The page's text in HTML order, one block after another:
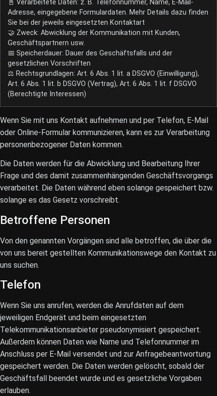
📓 Verarbeitete Daten: z. B. Telefonnummer, Name, E-Mail-
Adresse, eingegebene Formulardaten. Mehr Details dazu finden
Sie bei der jeweils eingesetzten Kontaktart
🤝 Zweck: Abwicklung der Kommunikation mit Kunden,
Geschäftspartnern usw.
📅 Speicherdauer: Dauer des Geschäftsfalls und der
gesetzlichen Vorschriften
⚖️ Rechtsgrundlagen: Art. 6 Abs. 1 lit. a DSGVO (Einwilligung),
Art. 6 Abs. 1 lit. b DSGVO (Vertrag), Art. 6 Abs. 1 lit. f DSGVO
(Berechtigte Interessen)
Wenn Sie mit uns Kontakt aufnehmen und per Telefon, E-Mail
oder Online-Formular kommunizieren, kann es zur Verarbeitung
personenbezogener Daten kommen.
Die Daten werden für die Abwicklung und Bearbeitung Ihrer
Frage und des damit zusammenhängenden Geschäftsvorgangs
verarbeitet. Die Daten während eben solange gespeichert bzw.
solange es das Gesetz vorschreibt.
Betroffene Personen
Von den genannten Vorgängen sind alle betroffen, die über die
von uns bereit gestellten Kommunikationswege den Kontakt zu
uns suchen.
Telefon
Wenn Sie uns anrufen, werden die Anrufdaten auf dem
jeweiligen Endgerät und beim eingesetzten
Telekommunikationsanbieter pseudonymisiert gespeichert.
Außerdem können Daten wie Name und Telefonnummer im
Anschluss per E-Mail versendet und zur Anfragebeantwortung
gespeichert werden. Die Daten werden gelöscht, sobald der
Geschäftsfall beendet wurde und es gesetzliche Vorgaben
erlauben.